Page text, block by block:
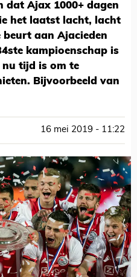
dat Ajax 1000+ dagen
het laatst lacht, lacht
beurt aan Ajacieden
kampioenschap is
tijd is om te
Bijvoorbeeld van
16 mei 2019 - 11:22